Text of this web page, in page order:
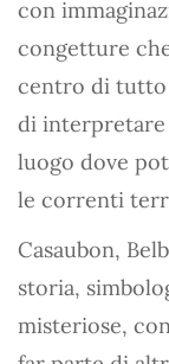
con
congetture
centro di tutto
di interpretare
luogo dove
le correnti
Casaubon,
storia,
misteriose,